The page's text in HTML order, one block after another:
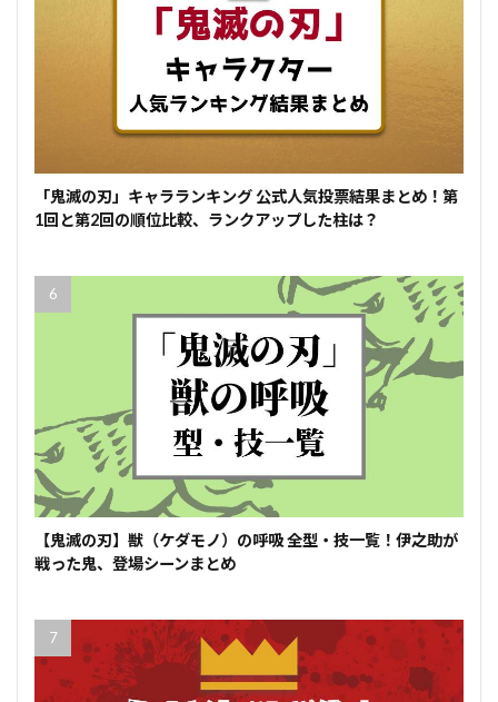
「鬼滅の刃」キャラランキング 公式人気投票結果まとめ！第
1回と第2回の順位比較、ランクアップした柱は？
【鬼滅の刃】獣（ケダモノ）の呼吸 全型・技一覧！伊之助が
戦った鬼、登場シーンまとめ